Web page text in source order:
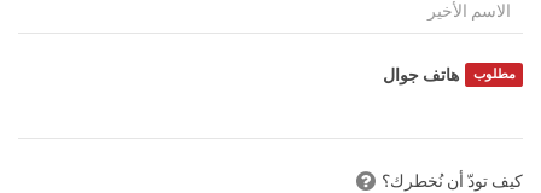
هاتف جوال مطلوب
كيف تودّ أن نُخطرك؟